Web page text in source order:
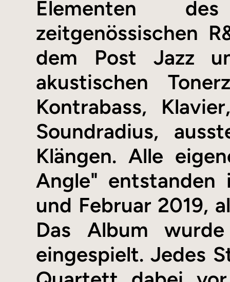
Elementen
zeitgenössischen
dem Post Jazz
akustischen
Kontrabass,
Soundradius,
Klängen. Alle
Angle" entstanden
und Februar 2019,
Das Album
eingespielt. Jedes